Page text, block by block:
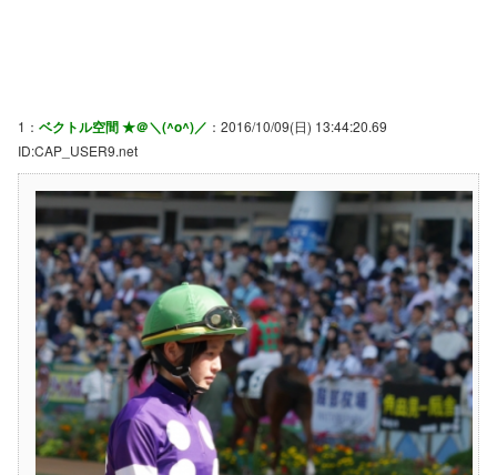
1： ベクトル空間 ★＠＼(^o^)／ ：2016/10/09(日) 13:44:20.69
ID:CAP_USER9.net